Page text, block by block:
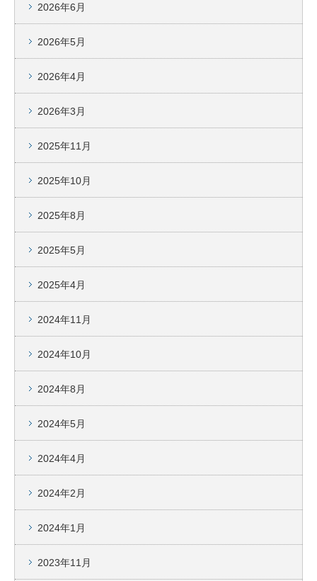
2026年6月
2026年5月
2026年4月
2026年3月
2025年11月
2025年10月
2025年8月
2025年5月
2025年4月
2024年11月
2024年10月
2024年8月
2024年5月
2024年4月
2024年2月
2024年1月
2023年11月